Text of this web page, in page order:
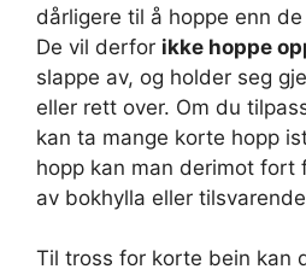
dårligere til å hoppe enn
De vil derfor ikke hoppe
slappe av, og holder seg
eller rett over. Om du
kan ta mange korte hopp
hopp kan man derimot fort
av bokhylla eller
Til tross for korte bein kan